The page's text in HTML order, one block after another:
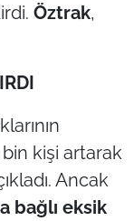
Öztrak,
bin kişi artarak
Ancak
bağlı eksik